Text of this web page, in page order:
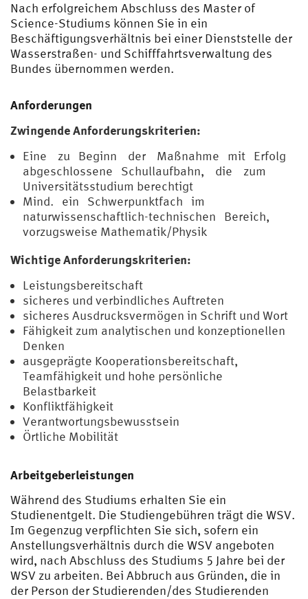
Nach erfolgreichem Abschluss des Master of
Science-Studiums können Sie in ein
Beschäftigungsverhältnis bei einer Dienststelle der
Wasserstraßen- und Schifffahrtsverwaltung des
Bundes übernommen werden.
Anforderungen
Zwingende Anforderungskriterien:
Eine zu Beginn der Maßnahme mit Erfolg
abgeschlossene Schullaufbahn, die zum
Universitätsstudium berechtigt
Mind. ein Schwerpunktfach im
naturwissenschaftlich-technischen Bereich,
vorzugsweise Mathematik/Physik
Wichtige Anforderungskriterien:
Leistungsbereitschaft
sicheres und verbindliches Auftreten
sicheres Ausdrucksvermögen in Schrift und Wort
Fähigkeit zum analytischen und konzeptionellen
Denken
ausgeprägte Kooperationsbereitschaft,
Teamfähigkeit und hohe persönliche
Belastbarkeit
Konfliktfähigkeit
Verantwortungsbewusstsein
Örtliche Mobilität
Arbeitgeberleistungen
Während des Studiums erhalten Sie ein
Studienentgelt. Die Studiengebühren trägt die WSV.
Im Gegenzug verpflichten Sie sich, sofern ein
Anstellungsverhältnis durch die WSV angeboten
wird, nach Abschluss des Studiums 5 Jahre bei der
WSV zu arbeiten. Bei Abbruch aus Gründen, die in
der Person der Studierenden/des Studierenden